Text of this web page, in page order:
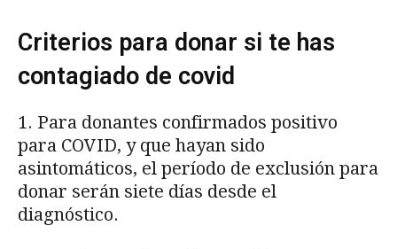
Criterios para donar si te has
contagiado de covid
1. Para donantes confirmados positivo
para COVID, y que hayan sido
asintomáticos, el período de exclusión para
donar serán siete días desde el
diagnóstico.